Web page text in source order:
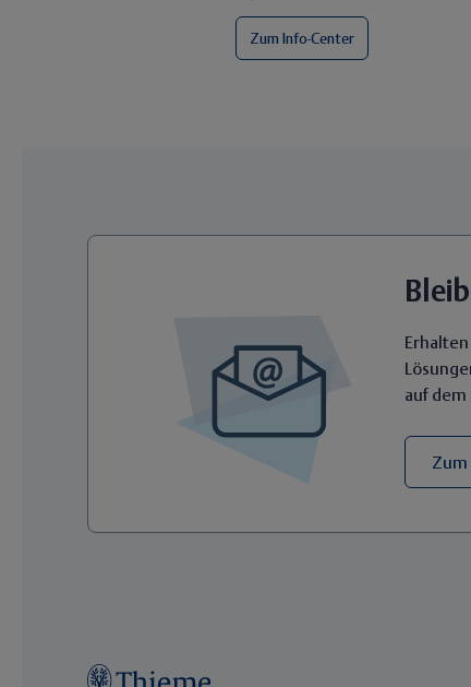
Zum Info-Center
auf dem